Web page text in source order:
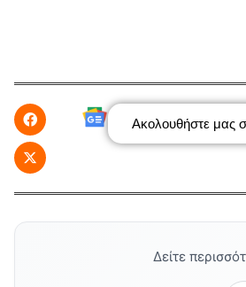
Ακολουθήστε μας
Δείτε